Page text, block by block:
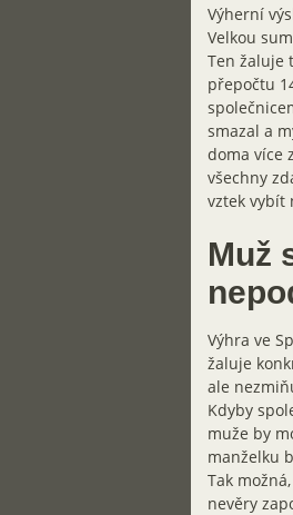
Výherní
Velkou
Ten žaluje
přepočtu
smazal a
doma více
všechny
vztek vybít
Muž
Výhra ve
žaluje
ale
Kdyby
muže by
manželku
Tak
nevěry